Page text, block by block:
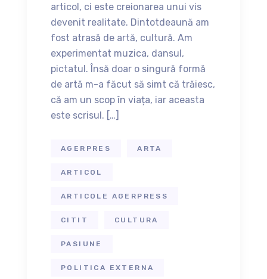
articol, ci este creionarea unui vis
devenit realitate. Dintotdeaună am
fost atrasă de artă, cultură. Am
experimentat muzica, dansul,
pictatul. Însă doar o singură formă
de artă m-a făcut să simt că trăiesc,
că am un scop în viața, iar aceasta
este scrisul. […]
AGERPRES ARTA
ARTICOL
ARTICOLE AGERPRESS
CITIT CULTURA
PASIUNE
POLITICA EXTERNA